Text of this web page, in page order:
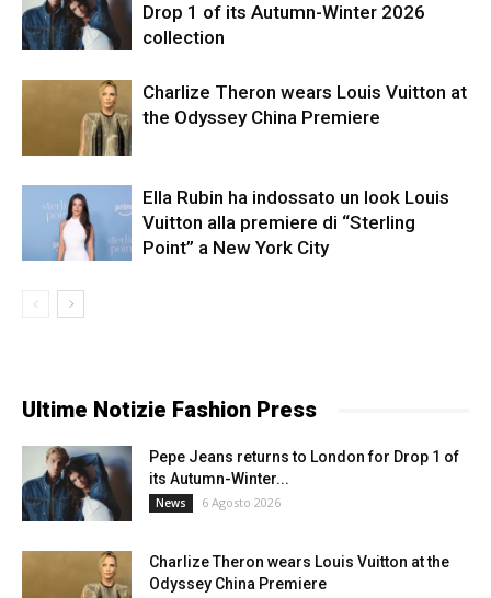
Drop 1 of its Autumn-Winter 2026
collection
Charlize Theron wears Louis Vuitton at
the Odyssey China Premiere
Ella Rubin ha indossato un look Louis
Vuitton alla premiere di “Sterling
Point” a New York City
Ultime Notizie Fashion Press
Pepe Jeans returns to London for Drop 1 of
its Autumn-Winter...
News 6 Agosto 2026
Charlize Theron wears Louis Vuitton at the
Odyssey China Premiere